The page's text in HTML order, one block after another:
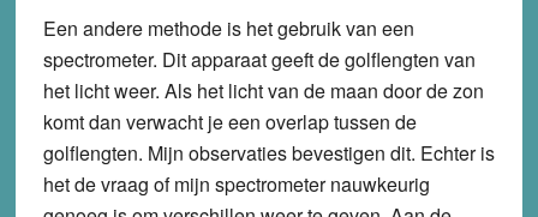
Een andere methode is het gebruik van een
spectrometer. Dit apparaat geeft de golflengten van
het licht weer. Als het licht van de maan door de zon
komt dan verwacht je een overlap tussen de
golflengten. Mijn observaties bevestigen dit. Echter is
het de vraag of mijn spectrometer nauwkeurig